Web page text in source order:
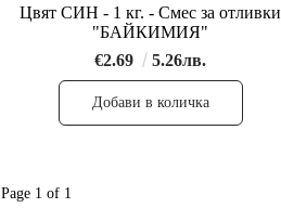
Цвят СИН - 1 кг. - Смес за отливки
"БАЙКИМИЯ"
€2.69
5.26лв.
Page 1 of 1